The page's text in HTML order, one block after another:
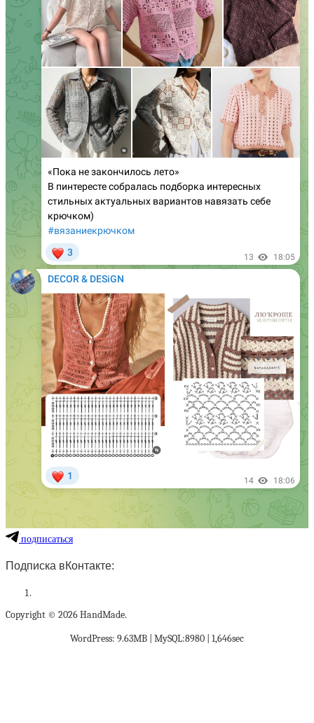
подписаться
Подписка вКонтакте:
Copyright © 2026 HandMade.
WordPress: 9.63MB | MySQL:8980 | 1,646sec